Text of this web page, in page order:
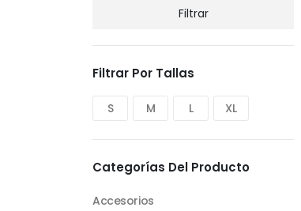
Filtrar
Filtrar Por Tallas
S M L XL
Categorías Del Producto
Accesorios